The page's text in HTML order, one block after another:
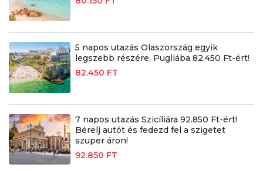
5 napos utazás Olaszország egyik
legszebb részére, Pugliába 82.450 Ft-ért!
82.450 FT
7 napos utazás Szicíliára 92.850 Ft-ért!
Bérelj autót és fedezd fel a szigetet
szuper áron!
92.850 FT